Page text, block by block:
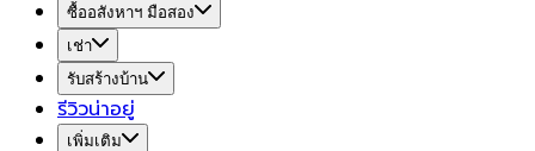
ซื้ออสังหาฯ มือสอง
เช่า
รับสร้างบ้าน
รีวิวน่าอยู่
เพิ่มเติม